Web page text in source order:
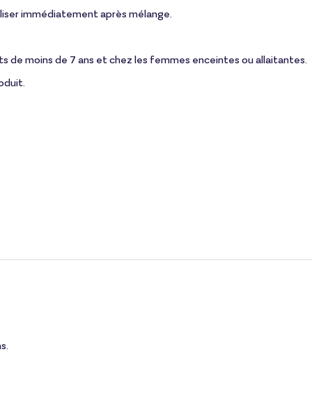
immédiatement après mélange.
de moins de 7 ans et chez les femmes enceintes ou allaitantes.